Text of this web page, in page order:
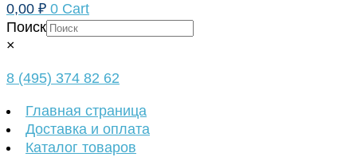
0,00 ₽ 0 Cart
Поиск
×
8 (495) 374 82 62
Главная страница
Доставка и оплата
Каталог товаров